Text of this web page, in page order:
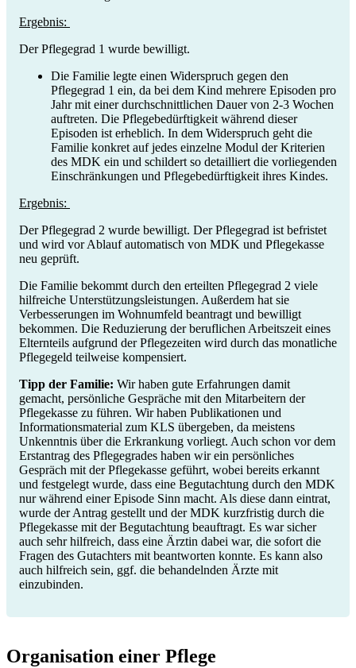
Ergebnis:
Der Pflegegrad 1 wurde bewilligt.
Die Familie legte einen Widerspruch gegen den
Pflegegrad 1 ein, da bei dem Kind mehrere Episoden pro
Jahr mit einer durchschnittlichen Dauer von 2-3 Wochen
auftreten. Die Pflegebedürftigkeit während dieser
Episoden ist erheblich. In dem Widerspruch geht die
Familie konkret auf jedes einzelne Modul der Kriterien
des MDK ein und schildert so detailliert die vorliegenden
Einschränkungen und Pflegebedürftigkeit ihres Kindes.
Ergebnis:
Der Pflegegrad 2 wurde bewilligt. Der Pflegegrad ist befristet
und wird vor Ablauf automatisch von MDK und Pflegekasse
neu geprüft.
Die Familie bekommt durch den erteilten Pflegegrad 2 viele
hilfreiche Unterstützungsleistungen. Außerdem hat sie
Verbesserungen im Wohnumfeld beantragt und bewilligt
bekommen. Die Reduzierung der beruflichen Arbeitszeit eines
Elternteils aufgrund der Pflegezeiten wird durch das monatliche
Pflegegeld teilweise kompensiert.
Tipp der Familie: Wir haben gute Erfahrungen damit
gemacht, persönliche Gespräche mit den Mitarbeitern der
Pflegekasse zu führen. Wir haben Publikationen und
Informationsmaterial zum KLS übergeben, da meistens
Unkenntnis über die Erkrankung vorliegt. Auch schon vor dem
Erstantrag des Pflegegrades haben wir ein persönliches
Gespräch mit der Pflegekasse geführt, wobei bereits erkannt
und festgelegt wurde, dass eine Begutachtung durch den MDK
nur während einer Episode Sinn macht. Als diese dann eintrat,
wurde der Antrag gestellt und der MDK kurzfristig durch die
Pflegekasse mit der Begutachtung beauftragt. Es war sicher
auch sehr hilfreich, dass eine Ärztin dabei war, die sofort die
Fragen des Gutachters mit beantworten konnte. Es kann also
auch hilfreich sein, ggf. die behandelnden Ärzte mit
einzubinden.
Organisation einer Pflege